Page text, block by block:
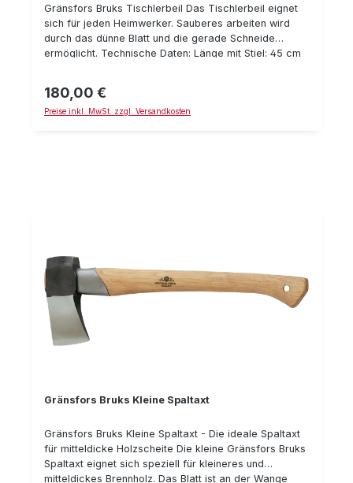
Gränsfors Bruks Tischlerbeil Das Tischlerbeil eignet
sich für jeden Heimwerker. Sauberes arbeiten wird
durch das dünne Blatt und die gerade Schneide
ermöglicht. Technische Daten: Länge mit Stiel: 45 cm
Regulärer Preis:
180,00 €
Preise inkl. MwSt. zzgl. Versandkosten
Gränsfors Bruks Kleine Spaltaxt
Gränsfors Bruks Kleine Spaltaxt - Die ideale Spaltaxt
für mitteldicke Holzscheite Die kleine Gränsfors Bruks
Spaltaxt eignet sich speziell für kleineres und
mitteldickes Brennholz. Das Blatt ist an der Wange